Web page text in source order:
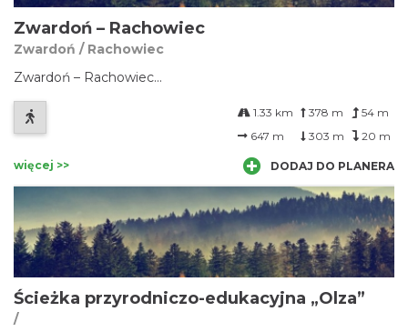
Zwardoń – Rachowiec
Zwardoń / Rachowiec
Zwardoń – Rachowiec...
1.33 km 378 m
54 m
647 m
303 m 20 m
więcej >> DODAJ DO PLANERA
Ścieżka przyrodniczo-edukacyjna „Olza”
/